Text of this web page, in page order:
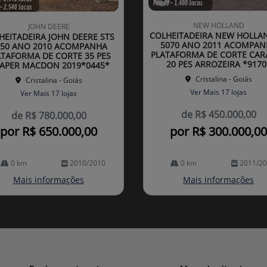
JOHN DEERE
JOHN DEERE STS
ANO 2010 ACOMPANHA
DE CORTE 35 PES
MACDON 2019*0445*
Cristalina - Goiás
Ver Mais 17 lojas
de R$ 780.000,00
por R$ 650.000,00
0 km 2010/2010
Mais informações
Co
arti
lhe
NEW HOLLAND
COLHEITADEIRA NEW
5070 ANO 2011
PLATAFORMA DE CORTE
20 PES ARROZEIRA
Cristalina - Goiás
Ver Mais 17 lojas
de R$ 450.000,00
por R$ 300.000,00
0 km 2011/
Mais informações